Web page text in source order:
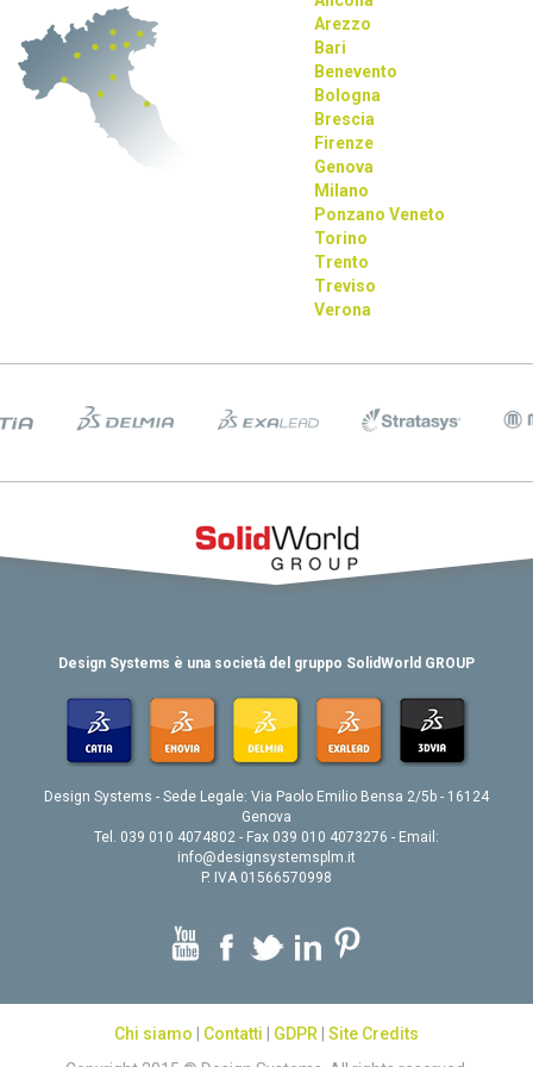
Arezzo
Bari
Benevento
Bologna
Brescia
Firenze
Genova
Milano
Ponzano Veneto
Torino
Trento
Treviso
Verona
Design Systems è una società del gruppo SolidWorld GROUP
Design Systems - Sede Legale: Via Paolo Emilio Bensa 2/5b - 16124
Genova
Tel. 039 010 4074802 - Fax 039 010 4073276 - Email:
info@designsystemsplm.it
P. IVA 01566570998
Chi siamo Contatti GDPR
Site Credits